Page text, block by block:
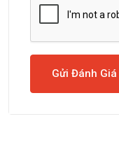
Gửi Đánh Giá